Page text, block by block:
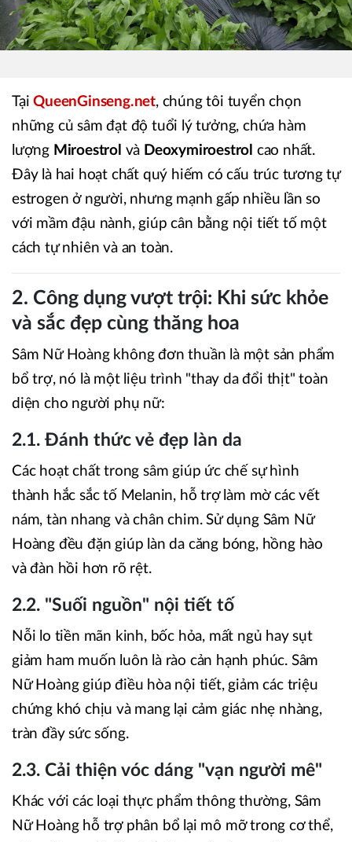
TạiQueenGinseng.net, chúng tôi tuyển chọn
những củ sâm đạt độ tuổi lý tưởng, chứa hàm
lượng Miroestrol và Deoxymiroestrol cao nhất.
Đây là hai hoạt chất quý hiếm có cấu trúc tương tự
estrogen ở người, nhưng mạnh gấp nhiều lần so
với mầm đậu nành, giúp cân bằng nội tiết tố một
cách tự nhiên và an toàn.
2. Công dụng vượt trội: Khi sức khỏe
và sắc đẹp cùng thăng hoa
Sâm Nữ Hoàng không đơn thuần là một sản phẩm
bổ trợ, nó là một liệu trình "thay da đổi thịt" toàn
diện cho người phụ nữ:
2.1. Đánh thức vẻ đẹp làn da
Các hoạt chất trong sâm giúp ức chế sự hình
thành hắc sắc tố Melanin, hỗ trợ làm mờ các vết
nám, tàn nhang và chân chim. Sử dụng Sâm Nữ
Hoàng đều đặn giúp làn da căng bóng, hồng hào
và đàn hồi hơn rõ rệt.
2.2. "Suối nguồn" nội tiết tố
Nỗi lo tiền mãn kinh, bốc hỏa, mất ngủ hay sụt
giảm ham muốn luôn là rào cản hạnh phúc. Sâm
Nữ Hoàng giúp điều hòa nội tiết, giảm các triệu
chứng khó chịu và mang lại cảm giác nhẹ nhàng,
tràn đầy sức sống.
2.3. Cải thiện vóc dáng "vạn người mê"
Khác với các loại thực phẩm thông thường, Sâm
Nữ Hoàng hỗ trợ phân bổ lại mô mỡ trong cơ thể,